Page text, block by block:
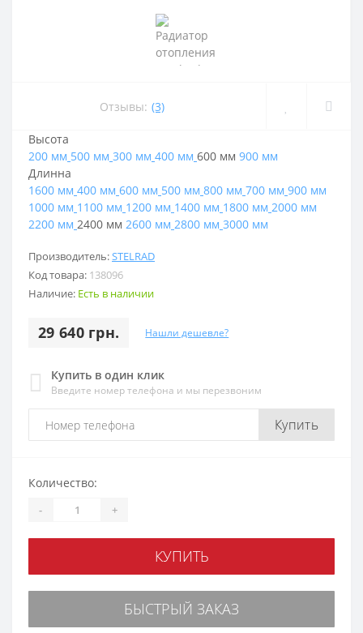
Отзывы: (3)
Производитель:STELRAD
Код товара: 138096
Наличие: Есть в наличии
29 640 грн. Нашли дешевле?
Купить в один клик
Введите номер телефона и мы перезвоним
Купить
Высота
200 мм 500 мм 300 мм 400 мм 600 мм 900 мм
Длинна
1600 мм 400 мм 600 мм 500 мм 800 мм 700 мм 900 мм
1000 мм 1100 мм 1200 мм 1400 мм 1800 мм 2000 мм
2200 мм 2400 мм 2600 мм 2800 мм 3000 мм
Количество:
- +
КУПИТЬ
БЫСТРЫЙ ЗАКАЗ